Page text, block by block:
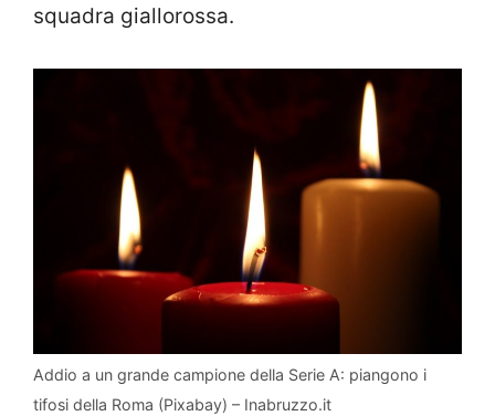
squadra giallorossa.
Addio a un grande campione della Serie A: piangono i
tifosi della Roma (Pixabay) – Inabruzzo.it